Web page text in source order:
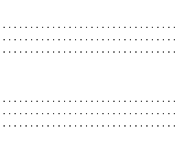
. . . . . . . . . . . . . . . . . . . . . . . . . . . . . . .
. . . . . . . . . . . . . . . . . . . . . . . . . . . . . . .
. . . . . . . . . . . . . . . . . . . . . . . . . . . . . . .
. . . . . . . . . . . . . . . . . . . . . . . . . . . . . . .
. . . . . . . . . . . . . . . . . . . . . . . . . . . . . . .
. . . . . . . . . . . . . . . . . . . . . . . . . . . . . . .